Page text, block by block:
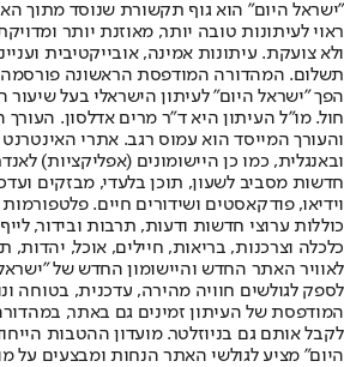
"ישראל היום" הוא גוף תקשורת שנוסד מתוך
ראוי לעיתונות טובה יותר, מאוזנת יותר
ולא צועקת. עיתונות אמינה, אובייקטיבית
הפך "ישראל היום" לעיתון הישראלי בעל
חול. מו"ל העיתון היא ד"ר מרים אדלסון.
והעורך המייסד הוא עמוס רגב. אתרי
חדשות מסביב לשעון, תוכן בלעדי, מבזקים
וידיאו, פודקאסטים ושידורים חיים.
כוללות ערוצי חדשות ודעות, תרבות ובידור,
לאוויר האתר החדש והיישומון החדש של
לספק לגולשים חוויה מהירה, עדכנית, בטוחה
המודפסת של העיתון זמינים גם באתר,
לקבל אותם גם בניוזלטר. מועדון ההטבות
היום" מציע לגולשי האתר הנחות ומבצעים על